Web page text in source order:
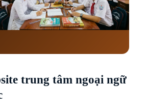
trung tâm ngoại ngữ